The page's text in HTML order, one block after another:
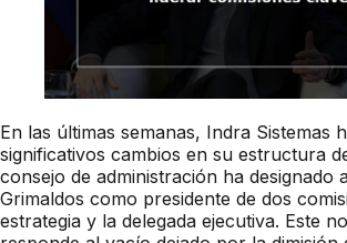
En las últimas semanas, Indra Sistemas
significativos cambios en su estructura
consejo de administración ha designado
Grimaldos como presidente de dos
estrategia y la delegada ejecutiva. Este